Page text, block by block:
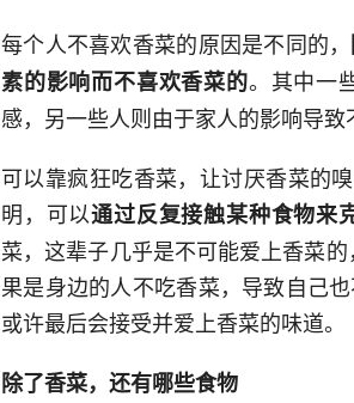
每个人不喜欢香菜的原因是不同的，
素的影响而不喜欢香菜的。其中一
感，另一些人则由于家人的影响导致
可以靠疯狂吃香菜，让讨厌香菜的
明，可以通过反复接触某种食物来
菜，这辈子几乎是不可能爱上香菜的
果是身边的人不吃香菜，导致自己
或许最后会接受并爱上香菜的味道。
除了香菜，还有哪些食物